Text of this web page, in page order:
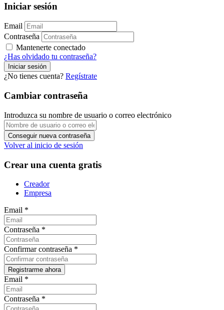
Iniciar sesión
Email
Contraseña
Mantenerte conectado
¿Has olvidado tu contraseña?
¿No tienes cuenta? Regístrate
Cambiar contraseña
Introduzca su nombre de usuario o correo electrónico
Volver al inicio de sesión
Crear una cuenta gratis
Creador
Empresa
Email *
Contraseña *
Confirmar contraseña *
Email *
Contraseña *